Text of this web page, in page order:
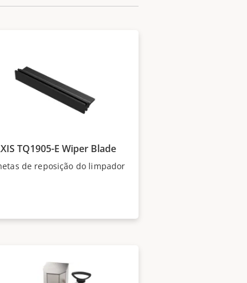
TQ1905-E Wiper Blade
de reposição do limpador